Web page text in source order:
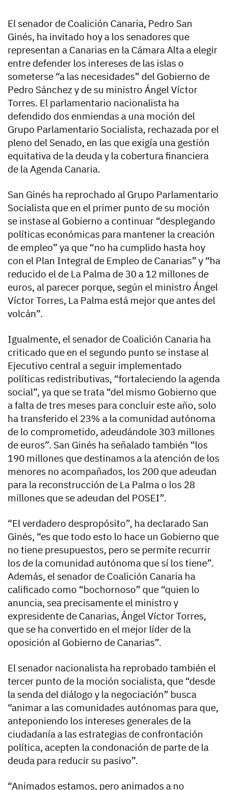
El senador de Coalición Canaria, Pedro San
Ginés, ha invitado hoy a los senadores que
representan a Canarias en la Cámara Alta a elegir
entre defender los intereses de las islas o
someterse “a las necesidades” del Gobierno de
Pedro Sánchez y de su ministro Ángel Víctor
Torres. El parlamentario nacionalista ha
defendido dos enmiendas a una moción del
Grupo Parlamentario Socialista, rechazada por el
pleno del Senado, en las que exigía una gestión
equitativa de la deuda y la cobertura financiera
de la Agenda Canaria.
San Ginés ha reprochado al Grupo Parlamentario
Socialista que en el primer punto de su moción
se instase al Gobierno a continuar “desplegando
políticas económicas para mantener la creación
de empleo” ya que “no ha cumplido hasta hoy
con el Plan Integral de Empleo de Canarias” y “ha
reducido el de La Palma de 30 a 12 millones de
euros, al parecer porque, según el ministro Ángel
Víctor Torres, La Palma está mejor que antes del
volcán”.
Igualmente, el senador de Coalición Canaria ha
criticado que en el segundo punto se instase al
Ejecutivo central a seguir implementado
políticas redistributivas, “fortaleciendo la agenda
social”, ya que se trata “del mismo Gobierno que
a falta de tres meses para concluir este año, solo
ha transferido el 23% a la comunidad autónoma
de lo comprometido, adeudándole 303 millones
de euros”. San Ginés ha señalado también “los
190 millones que destinamos a la atención de los
menores no acompañados, los 200 que adeudan
para la reconstrucción de La Palma o los 28
millones que se adeudan del POSEI”.
“El verdadero despropósito”, ha declarado San
Ginés, “es que todo esto lo hace un Gobierno que
no tiene presupuestos, pero se permite recurrir
los de la comunidad autónoma que sí los tiene”.
Además, el senador de Coalición Canaria ha
calificado como “bochornoso” que “quien lo
anuncia, sea precisamente el ministro y
expresidente de Canarias, Ángel Víctor Torres,
que se ha convertido en el mejor líder de la
oposición al Gobierno de Canarias”.
El senador nacionalista ha reprobado también el
tercer punto de la moción socialista, que “desde
la senda del diálogo y la negociación” busca
“animar a las comunidades autónomas para que,
anteponiendo los intereses generales de la
ciudadanía a las estrategias de confrontación
política, acepten la condonación de parte de la
deuda para reducir su pasivo”.
“Animados estamos, pero animados a no